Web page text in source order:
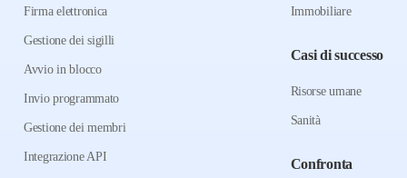
Firma elettronica
Gestione dei sigilli
Avvio in blocco
Invio programmato
Gestione dei membri
Integrazione API
Immobiliare
Casi di successo
Risorse umane
Sanità
Confronta